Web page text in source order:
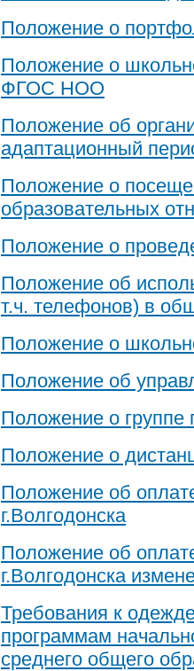
Положение о
Положение о
ФГОС НОО
Положение об
адаптационный
Положение о
образовательных
Положение о
Положение об
т.ч. телефонов) в
Положение о
Положение об
Положение о группе
Положение о
Положение об
г.Волгодонска
Положение об
г.Волгодонска
Требования к
программам
среднего общего